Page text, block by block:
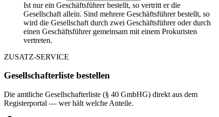
Ist nur ein Geschäftsführer bestellt, so vertritt er die
Gesellschaft allein. Sind mehrere Geschäftsführer bestellt, so
wird die Gesellschaft durch zwei Geschäftsführer oder durch
einen Geschäftsführer gemeinsam mit einem Prokuristen
vertreten.
ZUSATZ-SERVICE
Gesellschafterliste bestellen
Die amtliche Gesellschafterliste (§ 40 GmbHG) direkt aus dem
Registerportal — wer hält welche Anteile.